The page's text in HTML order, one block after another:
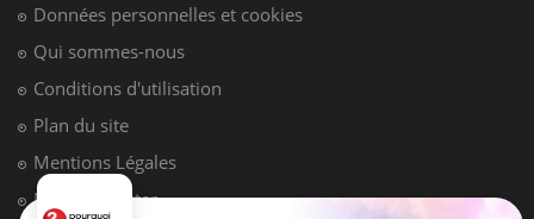
Données personnelles et cookies
Qui sommes-nous
Conditions d'utilisation
Plan du site
Mentions Légales
Nous contacter